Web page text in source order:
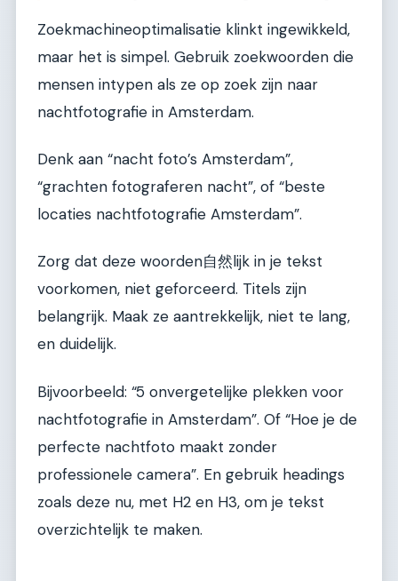
Zoekmachineoptimalisatie klinkt ingewikkeld,
maar het is simpel. Gebruik zoekwoorden die
mensen intypen als ze op zoek zijn naar
nachtfotografie in Amsterdam.
Denk aan “nacht foto’s Amsterdam”,
“grachten fotograferen nacht”, of “beste
locaties nachtfotografie Amsterdam”.
Zorg dat deze woorden自然lijk in je tekst
voorkomen, niet geforceerd. Titels zijn
belangrijk. Maak ze aantrekkelijk, niet te lang,
en duidelijk.
Bijvoorbeeld: “5 onvergetelijke plekken voor
nachtfotografie in Amsterdam”. Of “Hoe je de
perfecte nachtfoto maakt zonder
professionele camera”. En gebruik headings
zoals deze nu, met H2 en H3, om je tekst
overzichtelijk te maken.